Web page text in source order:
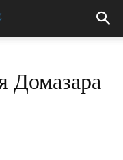
Домазара